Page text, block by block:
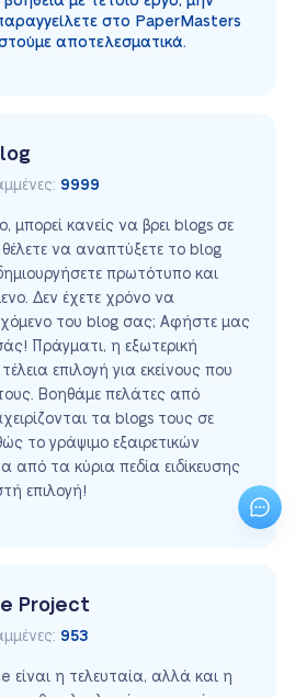
στο PaperMasters
αποτελεσματικά.
9999
μπορεί κανείς να βρει blogs σε
να αναπτύξετε το blog
πρωτότυπο και
Δεν έχετε χρόνο να
του blog σας; Αφήστε μας
Πράγματι, η εξωτερική
επιλογή για εκείνους που
Βοηθάμε πελάτες από
τα blogs τους σε
το γράψιμο εξαιρετικών
από τα κύρια πεδία ειδίκευσης
επιλογή!
Project
953
η τελευταία, αλλά και η